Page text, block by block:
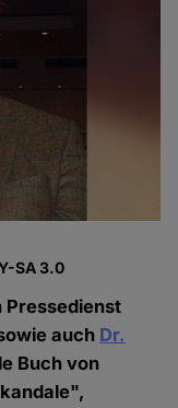
SA 3.0
Pressedienst
auch Dr.
Buch von